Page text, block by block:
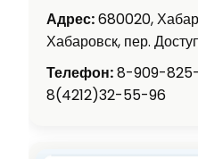
Адрес:680020,
Хабаровск, пер.
Телефон:8-909-
8(4212)32-55-96